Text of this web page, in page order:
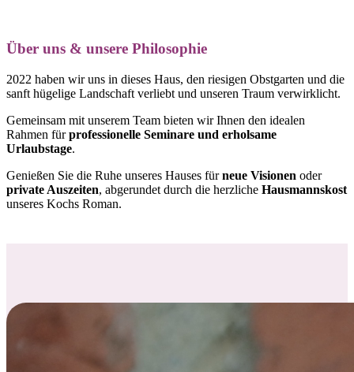
Über uns & unsere Philosophie
2022 haben wir uns in dieses Haus, den riesigen Obstgarten und die
sanft hügelige Landschaft verliebt und unseren Traum verwirklicht.
Gemeinsam mit unserem Team bieten wir Ihnen den idealen
Rahmen fürprofessionelle Seminare und erholsame
Urlaubstage.
Genießen Sie die Ruhe unseres Hauses fürneue Visionen oder
private Auszeiten, abgerundet durch die herzliche Hausmannskost
unseres Kochs Roman.